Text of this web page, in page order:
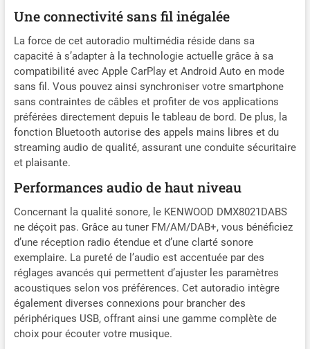
watts de puissance de
sortie Récepteur radio
numérique intégré avec
commutation
ininterrompue entre DAB+
et FM , fonction diaporama ;
Kit mains libres Bluetooth
pour mains libres (HFP 1. 7)
& A2DP (dont AVRCP 1. 5)
avec microphone filaire ;
en simultanné ; Streaming
audio Bluetooth pour
appareils Android et iOS
Compatible Apple CarPlay
sans fil et Android Auto
Sans fil pour connecter un
smartphone compatiblel ;
Compatible Mirroring
(duplication de l'écran du
smartphone su l'écran de
l'autoradio avec contrôle
bidrectionnel) sans fil
Une connectivité sans fil inégalée
La force de cet autoradio multimédia réside dans sa
capacité à s’adapter à la technologie actuelle grâce à sa
compatibilité avec Apple CarPlay et Android Auto en mode
sans fil. Vous pouvez ainsi synchroniser votre smartphone
sans contraintes de câbles et profiter de vos applications
préférées directement depuis le tableau de bord. De plus, la
fonction Bluetooth autorise des appels mains libres et du
streaming audio de qualité, assurant une conduite sécuritaire
et plaisante.
Performances audio de haut niveau
Concernant la qualité sonore, le KENWOOD DMX8021DABS
ne déçoit pas. Grâce au tuner FM/AM/DAB+, vous bénéficiez
d’une réception radio étendue et d’une clarté sonore
exemplaire. La pureté de l’audio est accentuée par des
réglages avancés qui permettent d’ajuster les paramètres
acoustiques selon vos préférences. Cet autoradio intègre
également diverses connexions pour brancher des
périphériques USB, offrant ainsi une gamme complète de
choix pour écouter votre musique.